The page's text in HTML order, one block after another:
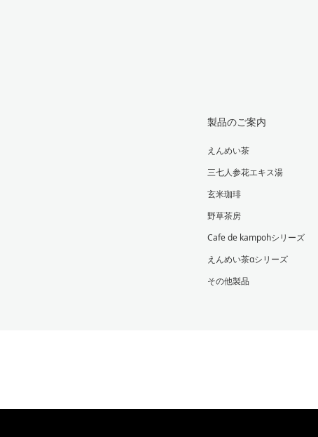
製品のご案内
えんめい茶
三七人参花エキス湯
玄米珈琲
野草茶房
Cafe de kampohシリーズ
えんめい茶αシリーズ
その他製品